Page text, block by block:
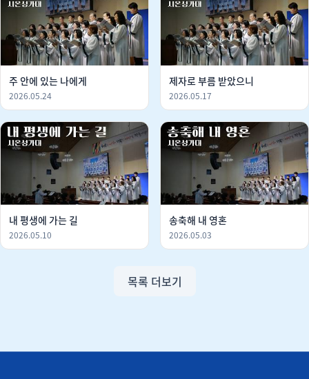
주 안에 있는 나에게
2026.05.24
제자로 부름 받았으니
2026.05.17
내 평생에 가는 길
2026.05.10
송축해 내 영혼
2026.05.03
목록 더보기